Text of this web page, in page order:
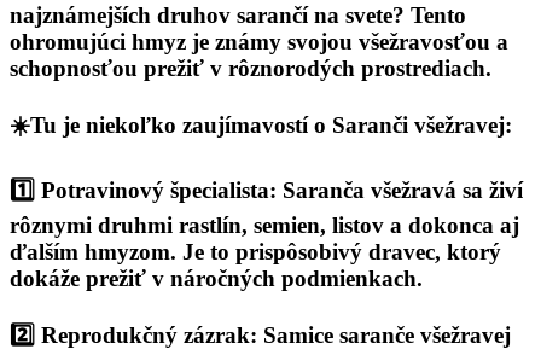
najznámejších druhov sarančí na svete? Tento
ohromujúci hmyz je známy svojou všežravosťou a
schopnosťou prežiť v rôznorodých prostrediach.
☀️Tu je niekoľko zaujímavostí o Saranči všežravej:
1️⃣ Potravinový špecialista: Saranča všežravá sa živí
rôznymi druhmi rastlín, semien, listov a dokonca aj
ďalším hmyzom. Je to prispôsobivý dravec, ktorý
dokáže prežiť v náročných podmienkach.
2️⃣ Reprodukčný zázrak: Samice saranče všežravej